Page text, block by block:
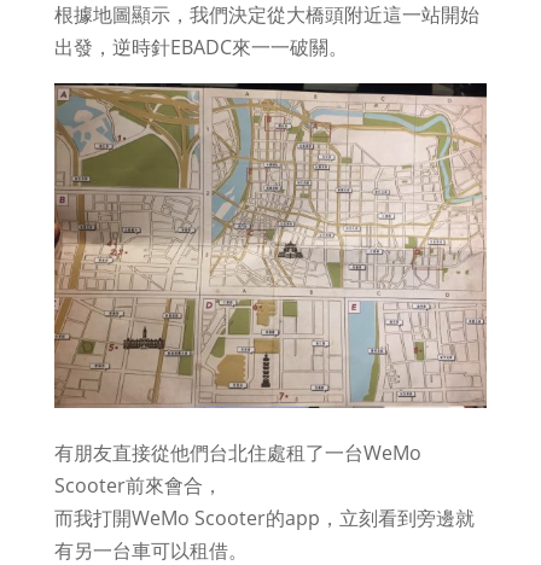
根據地圖顯示，我們決定從大橋頭附近這一站開始
出發，逆時針EBADC來一一破關。
有朋友直接從他們台北住處租了一台WeMo
Scooter前來會合，
而我打開WeMo Scooter的app，立刻看到旁邊就
有另一台車可以租借。